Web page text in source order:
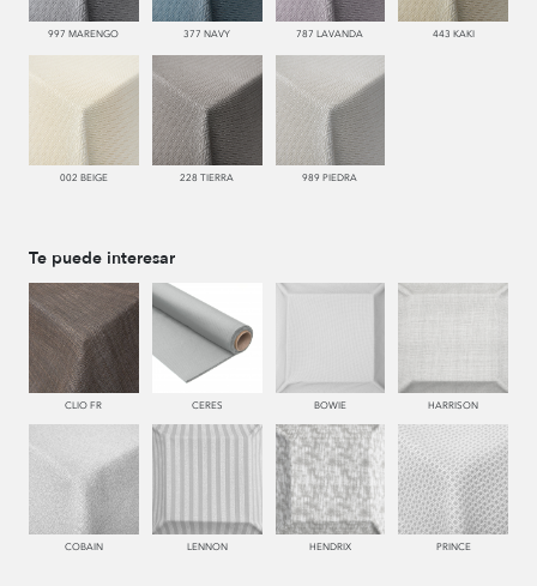
997 MARENGO 377 NAVY 787 LAVANDA 443 KAKI
002 BEIGE 228 TIERRA 989 PIEDRA
Te puede interesar
CLIO FR CERES BOWIE HARRISON
COBAIN LENNON HENDRIX PRINCE